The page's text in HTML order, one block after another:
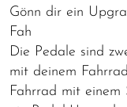
Gönn dir ein
Fah
Die Pedale sind
mit deinem
Fahrrad mit einem